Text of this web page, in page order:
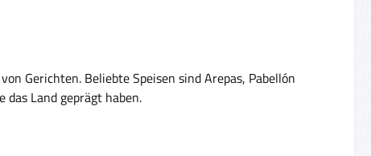
Gerichten. Beliebte Speisen sind Arepas, Pabellón
das Land geprägt haben.